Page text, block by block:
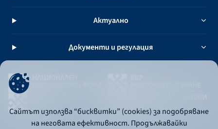
Актуално
Документи и регулация
Сайтът използва “бисквитки” (cookies) за подобряване
на неговата ефективност. Продължавайки